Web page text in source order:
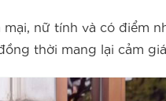
nữ tính và có điểm
thời mang lại cảm